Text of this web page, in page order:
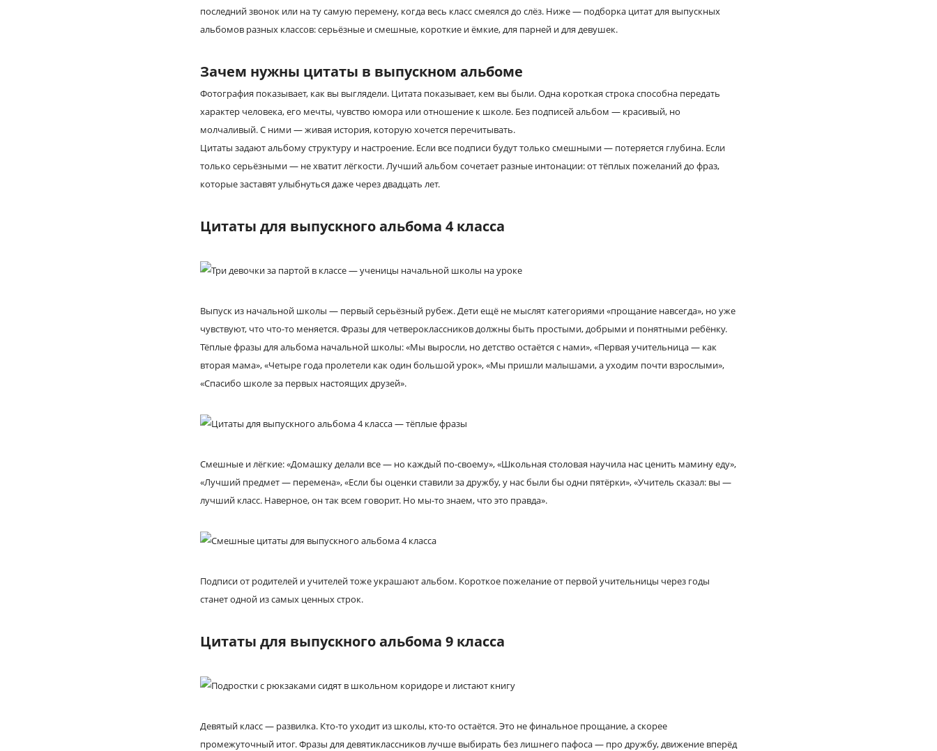
последний звонок или на ту самую перемену, когда весь класс смеялся до слёз. Ниже — подборка цитат для выпускных
альбомов разных классов: серьёзные и смешные, короткие и ёмкие, для парней и для девушек.
Зачем нужны цитаты в выпускном альбоме
Фотография показывает, как вы выглядели. Цитата показывает, кем вы были. Одна короткая строка способна передать
характер человека, его мечты, чувство юмора или отношение к школе. Без подписей альбом — красивый, но
молчаливый. С ними — живая история, которую хочется перечитывать.
Цитаты задают альбому структуру и настроение. Если все подписи будут только смешными — потеряется глубина. Если
только серьёзными — не хватит лёгкости. Лучший альбом сочетает разные интонации: от тёплых пожеланий до фраз,
которые заставят улыбнуться даже через двадцать лет.
Цитаты для выпускного альбома 4 класса
Выпуск из начальной школы — первый серьёзный рубеж. Дети ещё не мыслят категориями «прощание навсегда», но уже
чувствуют, что что-то меняется. Фразы для четвероклассников должны быть простыми, добрыми и понятными ребёнку.
Тёплые фразы для альбома начальной школы: «Мы выросли, но детство остаётся с нами», «Первая учительница — как
вторая мама», «Четыре года пролетели как один большой урок», «Мы пришли малышами, а уходим почти взрослыми»,
«Спасибо школе за первых настоящих друзей».
Смешные и лёгкие: «Домашку делали все — но каждый по-своему», «Школьная столовая научила нас ценить мамину еду»,
«Лучший предмет — перемена», «Если бы оценки ставили за дружбу, у нас были бы одни пятёрки», «Учитель сказал: вы —
лучший класс. Наверное, он так всем говорит. Но мы-то знаем, что это правда».
Подписи от родителей и учителей тоже украшают альбом. Короткое пожелание от первой учительницы через годы
станет одной из самых ценных строк.
Цитаты для выпускного альбома 9 класса
Девятый класс — развилка. Кто-то уходит из школы, кто-то остаётся. Это не финальное прощание, а скорее
промежуточный итог. Фразы для девятиклассников лучше выбирать без лишнего пафоса — про дружбу, движение вперёд